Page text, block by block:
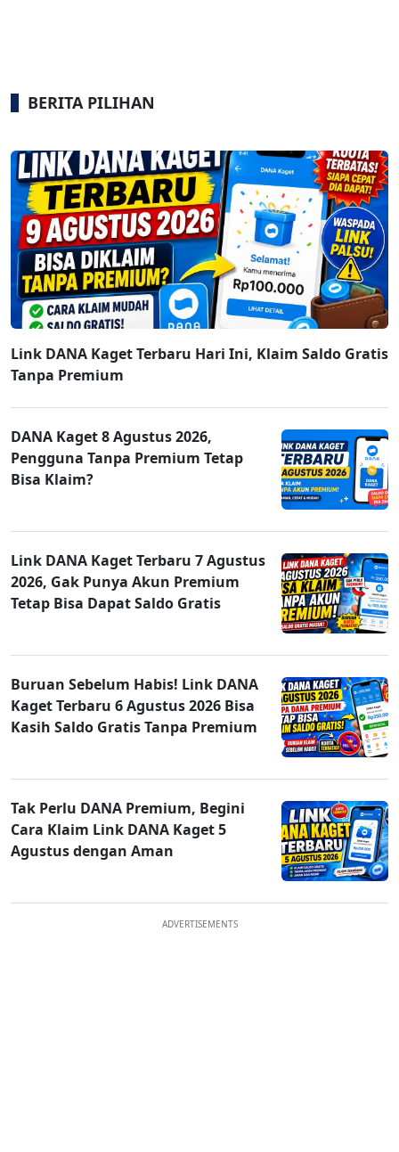
BERITA PILIHAN
Link DANA Kaget Terbaru Hari Ini, Klaim Saldo Gratis
Tanpa Premium
DANA Kaget 8 Agustus 2026,
Pengguna Tanpa Premium Tetap
Bisa Klaim?
Link DANA Kaget Terbaru 7 Agustus
2026, Gak Punya Akun Premium
Tetap Bisa Dapat Saldo Gratis
Buruan Sebelum Habis! Link DANA
Kaget Terbaru 6 Agustus 2026 Bisa
Kasih Saldo Gratis Tanpa Premium
Tak Perlu DANA Premium, Begini
Cara Klaim Link DANA Kaget 5
Agustus dengan Aman
ADVERTISEMENTS